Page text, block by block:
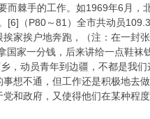
而棘手的工作。如1969年6月，
[6]（P80～81）全市共动员
家挨户地奔跑，（注：在一封
家一分钱，后来讲给一点鞋
，动员青年到边疆，不都是我
想不通，但工作还是积极地去
和政府，又使得他们在某种程度